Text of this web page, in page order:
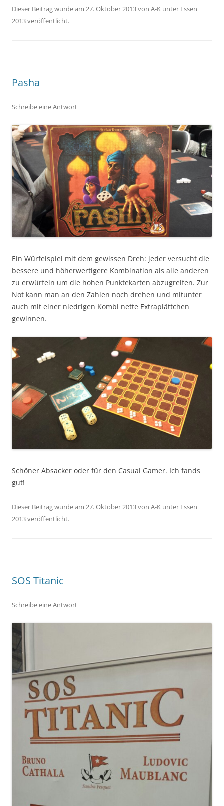
Dieser Beitrag wurde am 27. Oktober 2013von A-K unter Essen
2013veröffentlicht.
Pasha
Schreibe eine Antwort
Ein Würfelspiel mit dem gewissen Dreh: jeder versucht die
bessere und höherwertigere Kombination als alle anderen
zu erwürfeln um die hohen Punktekarten abzugreifen. Zur
Not kann man an den Zahlen noch drehen und mitunter
auch mit einer niedrigen Kombi nette Extraplättchen
gewinnen.
Schöner Absacker oder für den Casual Gamer. Ich fands
gut!
Dieser Beitrag wurde am 27. Oktober 2013von A-K unter Essen
2013veröffentlicht.
SOS Titanic
Schreibe eine Antwort